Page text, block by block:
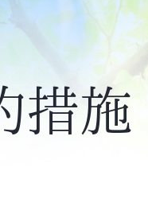
措施